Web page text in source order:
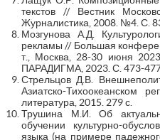
текстов // Вестник
Журналистика, 2008. №4. С.
Мозгунова А.Д.
рекламы // Большая
т., Москва, 28-30 июня
ПАРАДИГМА, 2023. С. 473-
Стрельцов Д.В.
Азиатско-Тихоокеанском
литература, 2015. 279 с.
Трушина М.И. Об
обучении культурно-
языка (на примере